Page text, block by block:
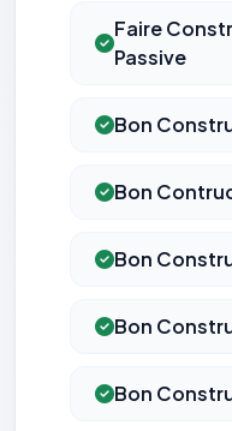
Faire
Passive
Bon
Bon
Bon
Bon
Bon